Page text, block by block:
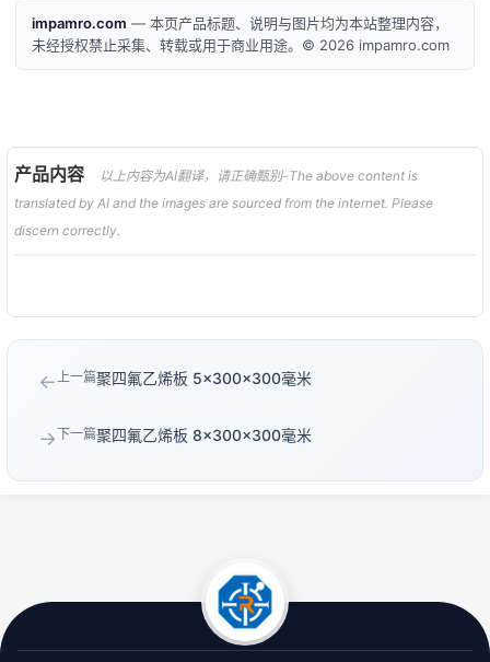
impamro.com — 本页产品标题、说明与图片均为本站整理内容，
未经授权禁止采集、转载或用于商业用途。© 2026 impamro.com
产品内容
以上内容为AI翻译，请正确甄别-The above content is
translated by AI and the images are sourced from the internet. Please
discern correctly.
←上一篇聚四氟乙烯板 5×300×300毫米
→下一篇聚四氟乙烯板 8×300×300毫米